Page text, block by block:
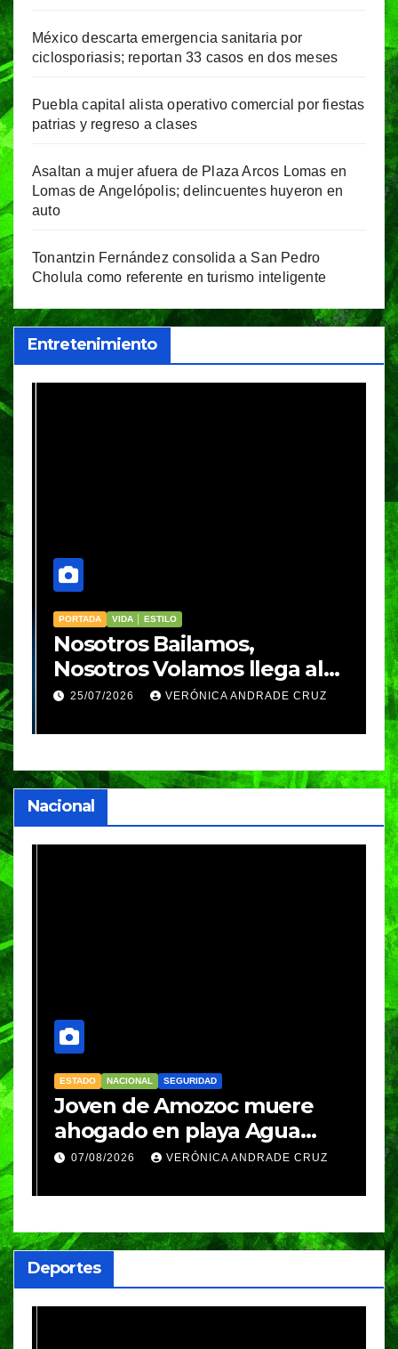
México descarta emergencia sanitaria por
ciclosporiasis; reportan 33 casos en dos meses
Puebla capital alista operativo comercial por fiestas
patrias y regreso a clases
Asaltan a mujer afuera de Plaza Arcos Lomas en
Lomas de Angelópolis; delincuentes huyeron en
auto
Tonantzin Fernández consolida a San Pedro
Cholula como referente en turismo inteligente
Entretenimiento
PORTADA VIDA │ ESTILO
Nosotros Bailamos,
Nosotros Volamos llega al
GIFF
25/07/2026 VERÓNICA ANDRADE CRUZ
Nacional
ESTADO NACIONAL SEGURIDAD
Joven de Amozoc muere
ahogado en playa Agua
Azul, en Cazones, Veracruz
07/08/2026 VERÓNICA ANDRADE CRUZ
Deportes